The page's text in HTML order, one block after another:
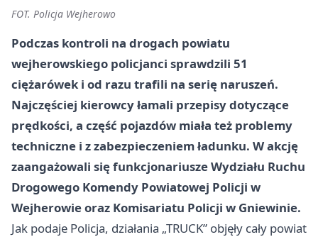
FOT. Policja Wejherowo
Podczas kontroli na drogach powiatu
wejherowskiego policjanci sprawdzili 51
ciężarówek i od razu trafili na serię naruszeń.
Najczęściej kierowcy łamali przepisy dotyczące
prędkości, a część pojazdów miała też problemy
techniczne i z zabezpieczeniem ładunku. W akcję
zaangażowali się funkcjonariusze Wydziału Ruchu
Drogowego Komendy Powiatowej Policji w
Wejherowie oraz Komisariatu Policji w Gniewinie.
Jak podaje Policja, działania „TRUCK” objęły cały powiat